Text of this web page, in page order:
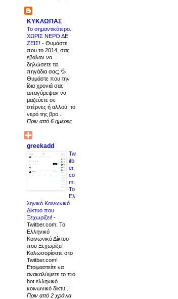
ΚΥΚΛΩΠΑΣ
Το σημαντικότερο.
ΧΩΡΙΣ ΝΕΡΟ ΔΕ
ΖΕΙΣ! - Θυμάστε
που το 2014, σας
έβαλαν να
δηλώσετε τα
πηγάδια σας; 💦
Θυμάστε που την
ίδια χρονιά σας
απαγόρεψαν να
μαζεύετε σε
στέρνες ή αλλού, το
νερό της βρο...
Πριν από 6 ημέρες
greekadd
Tw
itb
er.
co
m:
Το
Ελ
ληνικό Κοινωνικό
Δίκτυο που
Ξεχωρίζει! -
Twitber.com: Το
Ελληνικό
Κοινωνικό Δίκτυο
που Ξεχωρίζει!
Καλωσορίσατε στο
Twitber.com!
Ετοιμαστείτε να
ανακαλύψετε το πιο
hot ελληνικό
κοινωνικό δίκτυ...
Πριν από 2 χρόνια